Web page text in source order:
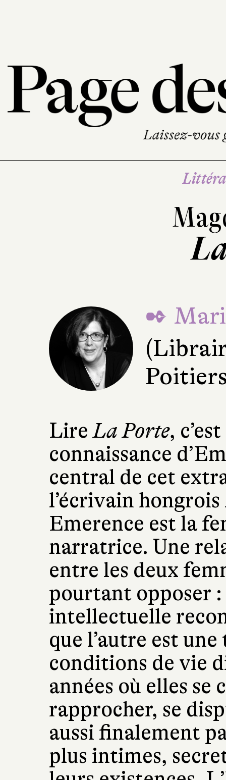
✒
LireLa Porte,
connaissance
central de cet
l’écrivain
Emerence est la
narratrice. Une
entre les deux
pourtant opposer :
intellectuelle
que l’autre est
conditions de vie
années où elles
rapprocher, se
aussi finalement
plus intimes,